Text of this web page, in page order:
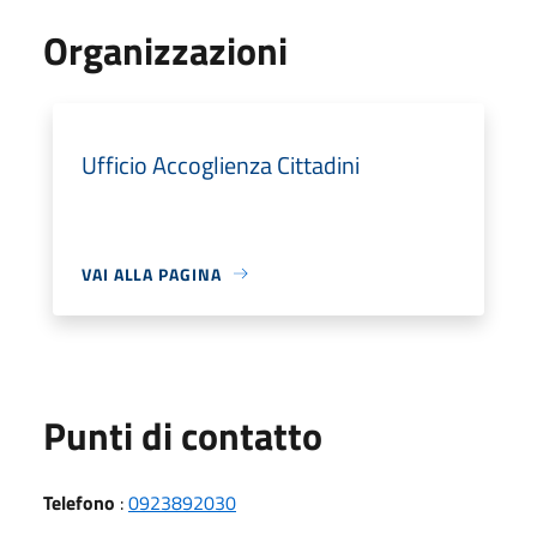
Organizzazioni
Ufficio Accoglienza Cittadini
VAI ALLA PAGINA
Punti di contatto
Telefono :0923892030